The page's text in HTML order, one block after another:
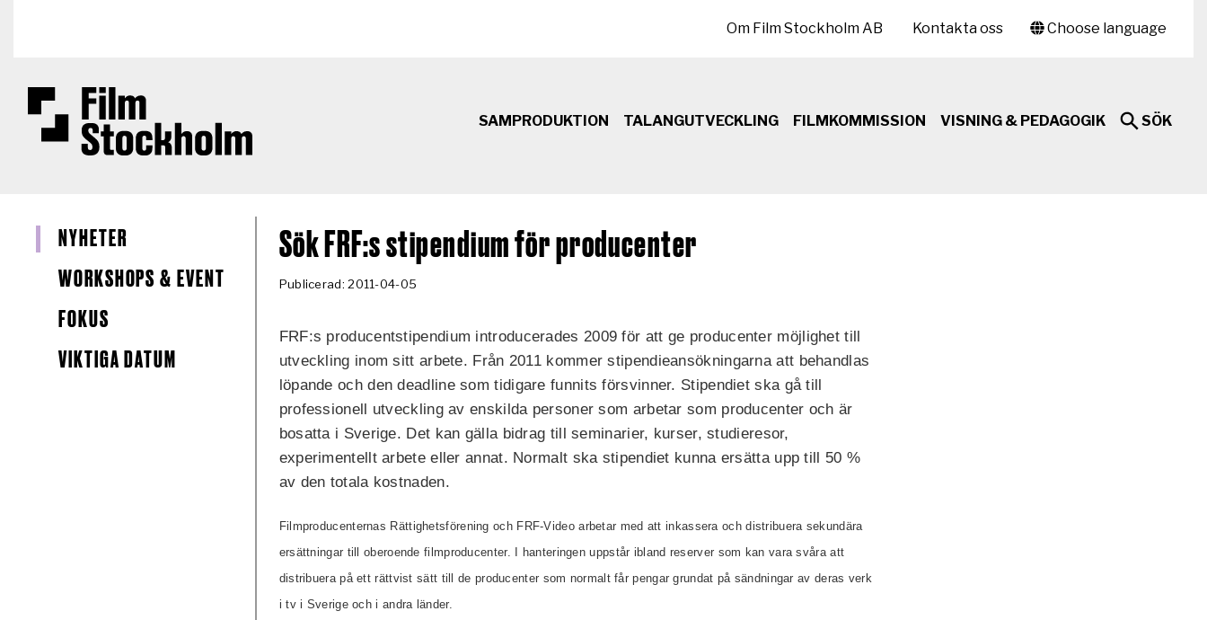
Choose language
Om Film Stockholm AB Kontakta oss
SAMPRODUKTION TALANGUTVECKLING FILMKOMMISSION VISNING & PEDAGOGIK SÖK
NYHETER
WORKSHOPS & EVENT
FOKUS
VIKTIGA DATUM
Sök FRF:s stipendium för producenter
Publicerad: 2011-04-05
FRF:s producentstipendium introducerades 2009 för att ge producenter möjlighet till
utveckling inom sitt arbete. Från 2011 kommer stipendieansökningarna att behandlas
löpande och den deadline som tidigare funnits försvinner. Stipendiet ska gå till
professionell utveckling av enskilda personer som arbetar som producenter och är
bosatta i Sverige. Det kan gälla bidrag till seminarier, kurser, studieresor,
experimentellt arbete eller annat. Normalt ska stipendiet kunna ersätta upp till 50 %
av den totala kostnaden.
Filmproducenternas Rättighetsförening och FRF-Video arbetar med att inkassera och distribuera sekundära
ersättningar till oberoende filmproducenter. I hanteringen uppstår ibland reserver som kan vara svåra att
distribuera på ett rättvist sätt till de producenter som normalt får pengar grundat på sändningar av deras verk
i tv i Sverige och i andra länder.